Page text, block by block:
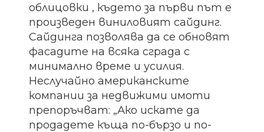
облицовки , където за първи път е
произведен виниловият сайдинг.
Сайдинга позволява да се обновят
фасадите на всяка сграда с
минимално време и усилия.
Неслучайно американските
компании за недвижими имоти
препоръчват: „Ако искате да
продадете къща по-бързо и по-